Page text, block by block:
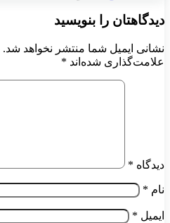
دیدگاهتان را بنویسید
نشانی ایمیل شما منتشر نخواهد شد.
علامت‌گذاری شده‌اند *
دیدگاه *
نام *
ایمیل *